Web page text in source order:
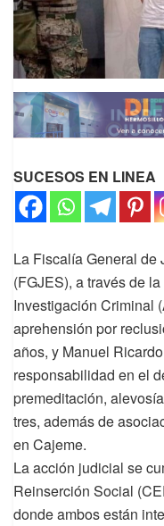
SUCESOS EN LINEA
La Fiscalía General de
(FGJES), a través de
Investigación Criminal
aprehensión por
años, y Manuel
responsabilidad en el
premeditación,
tres, además de
en Cajeme.
La acción judicial se
Reinserción Social
donde ambos están